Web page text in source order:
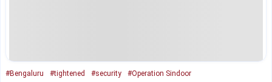
#Bengaluru #tightened #security #Operation Sindoor